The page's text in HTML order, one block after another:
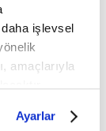
işlevsel
amaçlarıyla
için
Ayarlar